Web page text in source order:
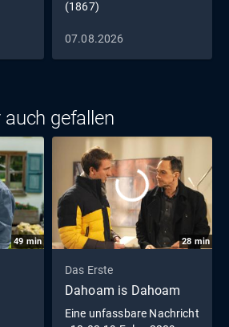
(1867)
07.08.2026
gefallen
49 min 28 min
Das Erste
Dahoam is Dahoam
Eine unfassbare Nachricht